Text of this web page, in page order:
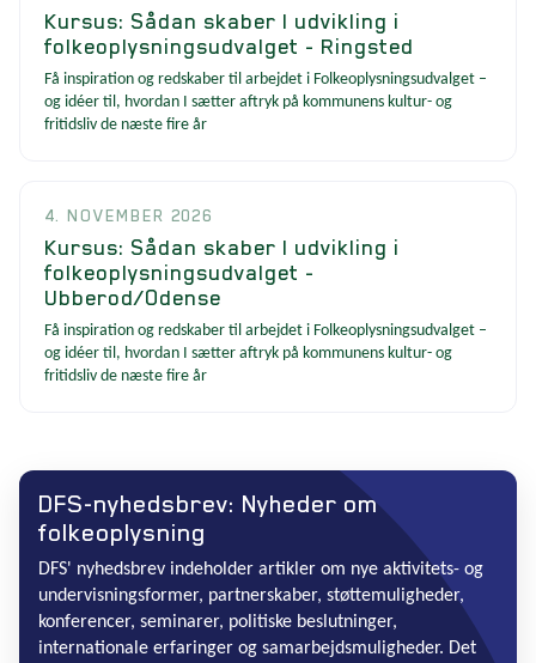
Kursus: Sådan skaber I udvikling i
folkeoplysningsudvalget - Ringsted
Få inspiration og redskaber til arbejdet i Folkeoplysningsudvalget –
og idéer til, hvordan I sætter aftryk på kommunens kultur- og
fritidsliv de næste fire år
4. NOVEMBER 2026
Kursus: Sådan skaber I udvikling i
folkeoplysningsudvalget -
Ubberod/Odense
Få inspiration og redskaber til arbejdet i Folkeoplysningsudvalget –
og idéer til, hvordan I sætter aftryk på kommunens kultur- og
fritidsliv de næste fire år
DFS-nyhedsbrev: Nyheder om
folkeoplysning
DFS' nyhedsbrev indeholder artikler om nye aktivitets- og
undervisningsformer, partnerskaber, støttemuligheder,
konferencer, seminarer, politiske beslutninger,
internationale erfaringer og samarbejdsmuligheder. Det